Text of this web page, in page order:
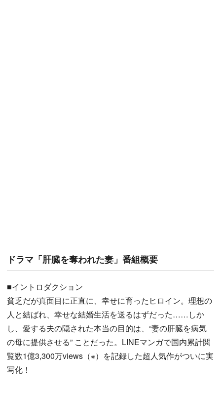
ドラマ「肝臓を奪われた妻」番組概要
■イントロダクション
貧乏だが真面目に正直に、幸せに育ったヒロイン。理想の
人と結ばれ、幸せな結婚生活を送るはずだった……しか
し、愛する夫の隠された本当の目的は、“妻の肝臓を病気
の母に提供させる” ことだった。LINEマンガで国内累計閲
覧数1億3,300万views（※）を記録した超人気作がついに実
写化！